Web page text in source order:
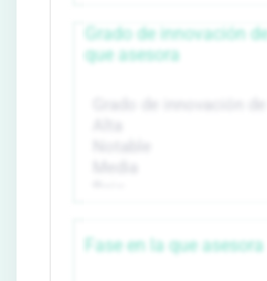
Grado de innovación
que asesora
Fase en la que asesora